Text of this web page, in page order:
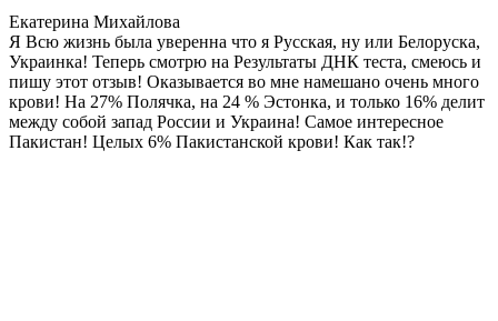
Екатерина Михайлова
Я Всю жизнь была уверенна что я Русская, ну или Белоруска,
Украинка! Теперь смотрю на Результаты ДНК теста, смеюсь и
пишу этот отзыв! Оказывается во мне намешано очень много
крови! На 27% Полячка, на 24 % Эстонка, и только 16% делит
между собой запад России и Украина! Самое интересное
Пакистан! Целых 6% Пакистанской крови! Как так!?